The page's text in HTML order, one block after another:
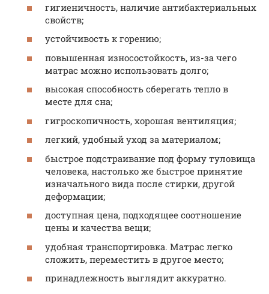
гигиеничность, наличие антибактериальных
свойств;
устойчивость к горению;
повышенная износостойкость, из-за чего
матрас можно использовать долго;
высокая способность сберегать тепло в
месте для сна;
гигроскопичность, хорошая вентиляция;
легкий, удобный уход за материалом;
быстрое подстраивание под форму туловища
человека, настолько же быстрое принятие
изначального вида после стирки, другой
деформации;
доступная цена, подходящее соотношение
цены и качества вещи;
удобная транспортировка. Матрас легко
сложить, переместить в другое место;
принадлежность выглядит аккуратно.